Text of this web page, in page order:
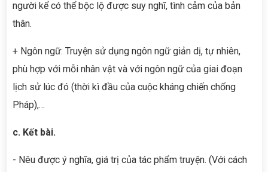
người kể có thể bộc lộ được suy nghĩ, tình cảm của bản
thân.
+ Ngôn ngữ: Truyện sử dụng ngôn ngữ giản dị, tự nhiên,
phù hợp với mỗi nhân vật và với ngôn ngữ của giai đoạn
lịch sử lúc đó (thời kì đầu của cuộc kháng chiến chống
Pháp),…
c. Kết bài.
- Nêu được ý nghĩa, giá trị của tác phẩm truyện. (Với cách